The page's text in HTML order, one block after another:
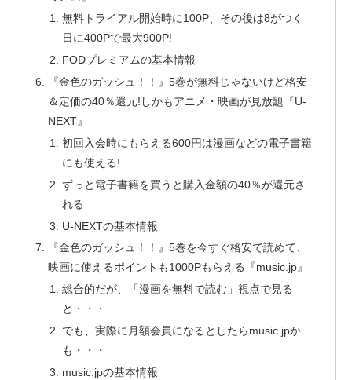
無料トライアル開始時に100P、その後は8がつく
日に400Pで最大900P!
FODプレミアムの基本情報
『金色のガッシュ！！』5巻が無料じゃないけど格安
＆定価の40％還元!しかもアニメ・映画が見放題『U-
NEXT』
初回入会時にもらえる600円は漫画などの電子書籍
にも使える!
ずっと電子書籍を買うと購入金額の40％が還元さ
れる
U-NEXTの基本情報
『金色のガッシュ！！』5巻を今すぐ格安で読めて、
映画に使えるポイントも1000Pもらえる『music.jp』
総合的だが、「漫画を無料で読む」視点で見る
と・・・
でも、実際に月額会員になるとしたらmusic.jpか
も・・・
music.jpの基本情報